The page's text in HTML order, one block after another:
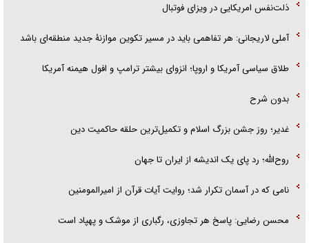
ذلت‌نفس امریکایی در ویزای فوتبال
آملی لاریجانی: هر تفاهمی باید در مسیر تکوین موازنۀ جدید منطقه‌ای باشد
طلاق سیاسی آمریکا و اروپا؛ انزوای بیشتر ترامپ و افول هیمنه آمریکا
بدون شرح
غدیر؛ روز جشن بزرگ اسلام و تکمیل‌ترین حلقه حاکمیت دین
روح‌الله؛ رد پای یک اندیشه از ایران تا جهان
نامی که در آسمان تکرار شد؛ روایت آیات قرآن از امیرالمومنین
محسن رضایی: پاسخ هر تجاوزی، رگباری از موشک و پهپاد است